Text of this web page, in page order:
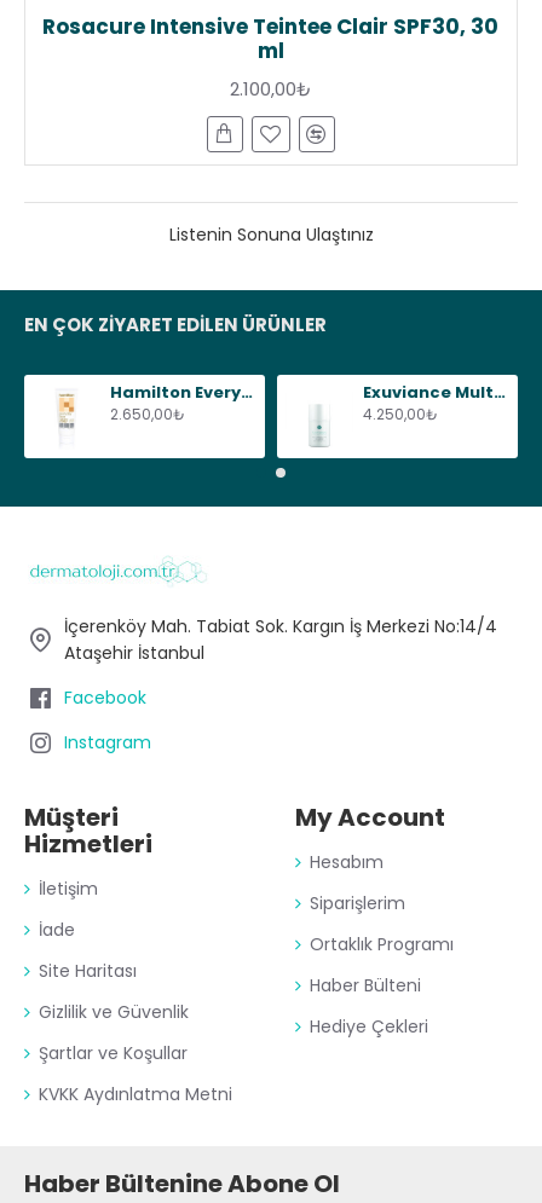
Rosacure Intensive Teintee Clair SPF30, 30
ml
2.100,00₺
Listenin Sonuna Ulaştınız
EN ÇOK ZIYARET EDILEN ÜRÜNLER
Hamilton Everyday Face SPF50+, 75 g
2.650,00₺
Exuviance Multi-Protective Day Creme SPF20, 50 g
4.250,00₺
İçerenköy Mah. Tabiat Sok. Kargın İş Merkezi No:14/4
Ataşehir İstanbul
Facebook
Instagram
Müşteri
Hizmetleri
İletişim
İade
Site Haritası
Gizlilik ve Güvenlik
Şartlar ve Koşullar
KVKK Aydınlatma Metni
My Account
Hesabım
Siparişlerim
Ortaklık Programı
Haber Bülteni
Hediye Çekleri
Haber Bültenine Abone Ol